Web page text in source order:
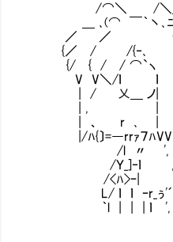
/⌒＼ /＼
＿ ､(⌒ ￣｀丶､ﾆ
／ ／ ヽ_ノ
{／ / /{‐､
{/ { / / ⌒`ヽ
V V＼/ｌ ｌ ｌ
| / 乂＿ ノ| {) { あ
| , | {
| 、 r ､ |
|/ﾊ{〕=―rrｧ７ﾊVV
/l 〃 ',
/Ｙ_]‐ｌ ,
/<ﾊ>ｰ| ,
L/ ｌ ｌ ｰr_ぅ'´
｀l | | | ｌ ',